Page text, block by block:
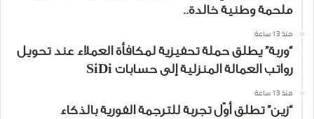
ملحمة وطنية خالدة..
منذ 13 ساعة
“وربة” يطلق حملة تحفيزية لمكافأة العملاء عند تحويل
رواتب العمالة المنزلية إلى حسابات SiDi
منذ 13 ساعة
“زين” تطلق أوّل تجربة للترجمة الفورية بالذكاء